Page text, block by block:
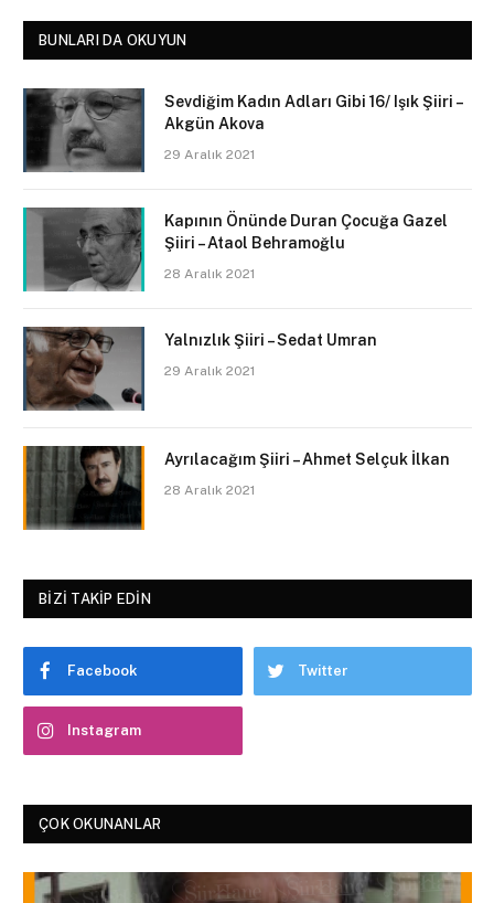
BUNLARI DA OKUYUN
Sevdiğim Kadın Adları Gibi 16/ Işık Şiiri –
Akgün Akova
29 Aralık 2021
Kapının Önünde Duran Çocuğa Gazel
Şiiri – Ataol Behramoğlu
28 Aralık 2021
Yalnızlık Şiiri – Sedat Umran
29 Aralık 2021
Ayrılacağım Şiiri – Ahmet Selçuk İlkan
28 Aralık 2021
BIZI TAKIP EDIN
Facebook Twitter
Instagram
ÇOK OKUNANLAR